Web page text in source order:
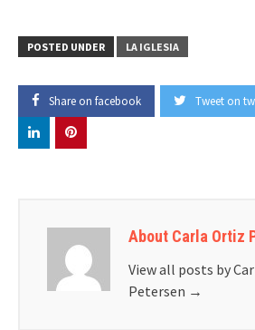
POSTED UNDER LA IGLESIA
Share on facebook Tweet on
About Carla Ortiz
View all posts by
Petersen →